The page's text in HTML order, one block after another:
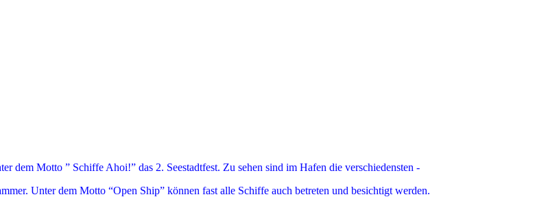
dem Motto ” Schiffe Ahoi!” das 2. Seestadtfest. Zu sehen sind im Hafen die verschiedensten -
Unter dem Motto “Open Ship” können fast alle Schiffe auch betreten und besichtigt werden.